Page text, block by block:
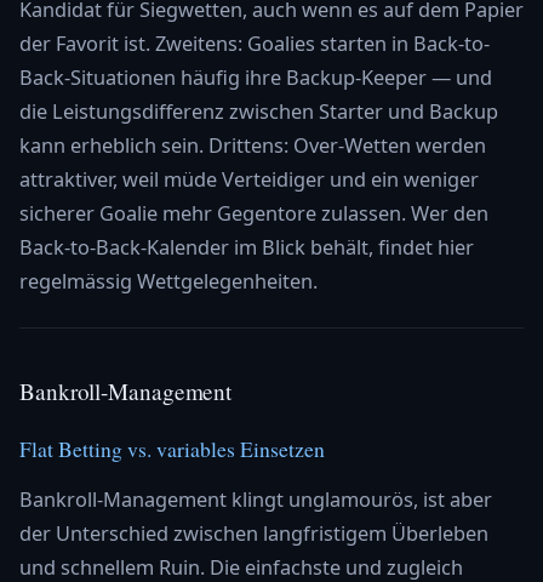
Kandidat für Siegwetten, auch wenn es auf dem Papier
der Favorit ist. Zweitens: Goalies starten in Back-to-
Back-Situationen häufig ihre Backup-Keeper — und
die Leistungsdifferenz zwischen Starter und Backup
kann erheblich sein. Drittens: Over-Wetten werden
attraktiver, weil müde Verteidiger und ein weniger
sicherer Goalie mehr Gegentore zulassen. Wer den
Back-to-Back-Kalender im Blick behält, findet hier
regelmässig Wettgelegenheiten.
Bankroll-Management
Flat Betting vs. variables Einsetzen
Bankroll-Management klingt unglamourös, ist aber
der Unterschied zwischen langfristigem Überleben
und schnellem Ruin. Die einfachste und zugleich